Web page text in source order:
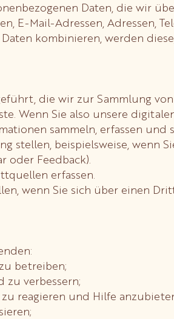
Daten, die wir
E-Mail-Adressen, Adressen,
kombinieren, werden
die wir zur Sammlung
Wenn Sie also unsere
sammeln, erfassen und
stellen, beispielsweise,
oder Feedback).
erfassen.
wenn Sie sich über einen
betreiben;
zu verbessern;
reagieren und Hilfe